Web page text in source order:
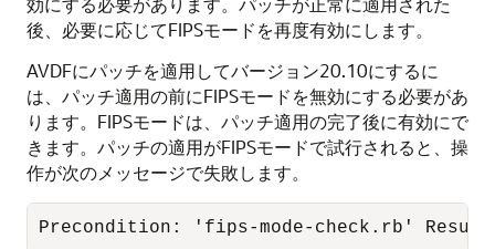
後、必要に応じてFIPSモードを再度有効にします。
AVDFにパッチを適用してバージョン20.10にするに
は、パッチ適用の前にFIPSモードを無効にする必要があ
ります。FIPSモードは、パッチ適用の完了後に有効にで
きます。パッチの適用がFIPSモードで試行されると、操
作が次のメッセージで失敗します。
Precondition: 'fips-mode-check.rb'